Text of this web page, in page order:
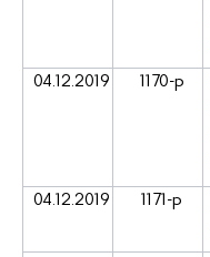
04.12.2019 1170-р
04.12.2019 1171-р